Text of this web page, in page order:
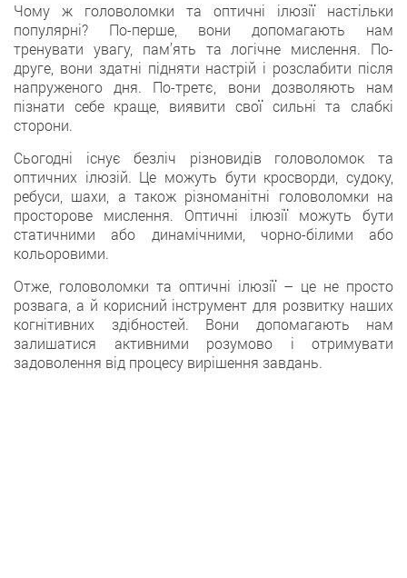
Чому ж головоломки та оптичні ілюзії настільки
популярні? По-перше, вони допомагають нам
тренувати увагу, пам’ять та логічне мислення. По-
друге, вони здатні підняти настрій і розслабити після
напруженого дня. По-третє, вони дозволяють нам
пізнати себе краще, виявити свої сильні та слабкі
сторони.
Сьогодні існує безліч різновидів головоломок та
оптичних ілюзій. Це можуть бути кросворди, судоку,
ребуси, шахи, а також різноманітні головоломки на
просторове мислення. Оптичні ілюзії можуть бути
статичними або динамічними, чорно-білими або
кольоровими.
Отже, головоломки та оптичні ілюзії – це не просто
розвага, а й корисний інструмент для розвитку наших
когнітивних здібностей. Вони допомагають нам
залишатися активними розумово і отримувати
задоволення від процесу вирішення завдань.